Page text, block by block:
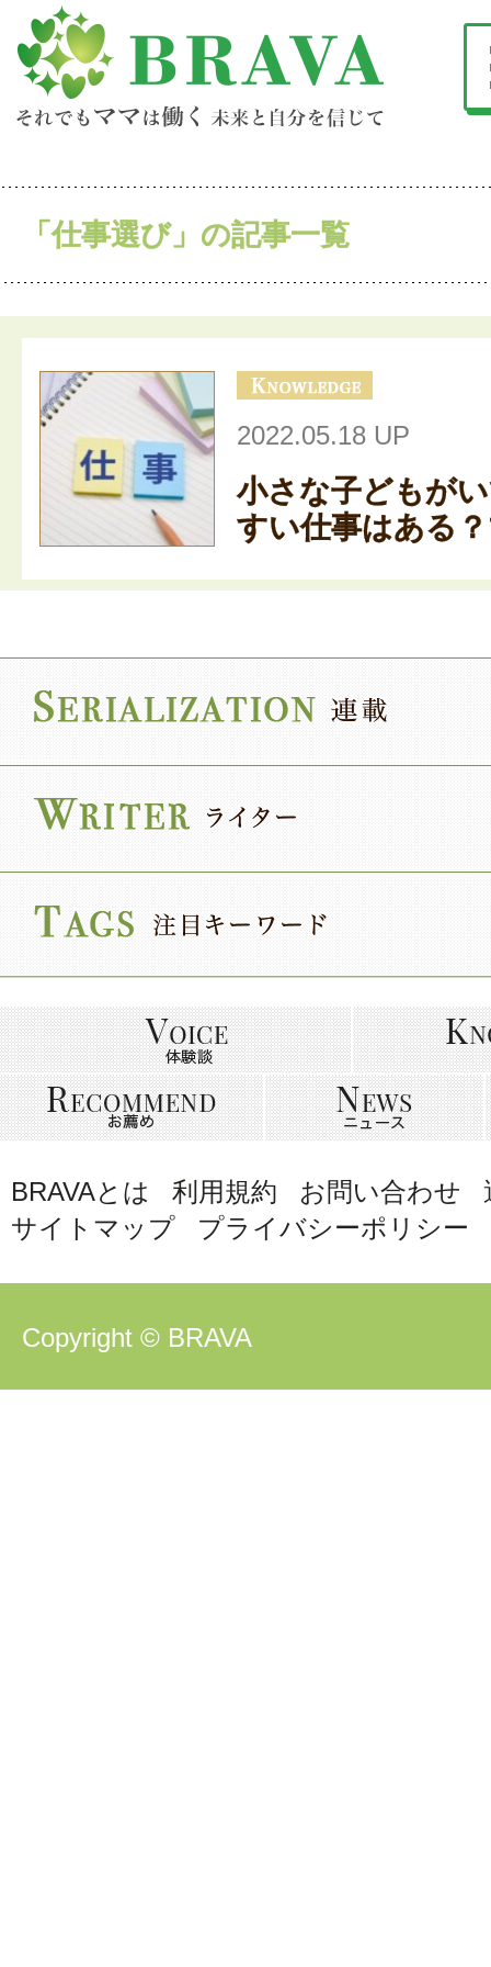
「仕事選び」の記事一覧
2022.05.18 UP
小さな子どもが
すい仕事はある
BRAVAとは 利用規約 お問い合わせ
サイトマップ
プライバシーポリシー
Copyright © BRAVA